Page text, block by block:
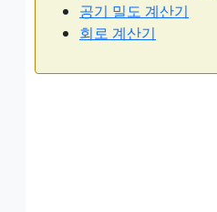
공기 밀도 계산기
회로 계산기